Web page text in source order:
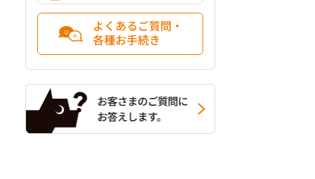
よくあるご質問・
各種お手続き